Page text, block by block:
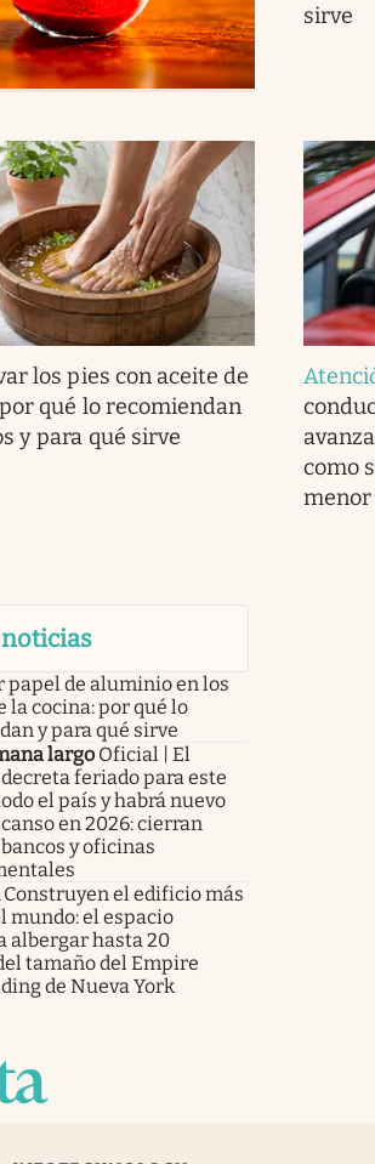
sirve
los pies con aceite de
qué lo recomiendan
y para qué sirve
como
menor
papel de aluminio en los
la cocina: por qué lo
y para qué sirve
largo Oficial | El
feriado para este
el país y habrá nuevo
en 2026: cierran
y oficinas
Construyen el edificio más
mundo: el espacio
hasta 20
tamaño del Empire
de Nueva York